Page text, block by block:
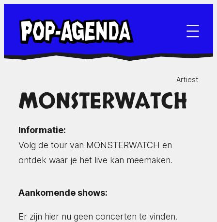
naar
inhoud
Artiest
MONSTERWATCH
Informatie:
Volg de tour van MONSTERWATCH en
ontdek waar je het live kan meemaken.
Aankomende shows:
Er zijn hier nu geen concerten te vinden.